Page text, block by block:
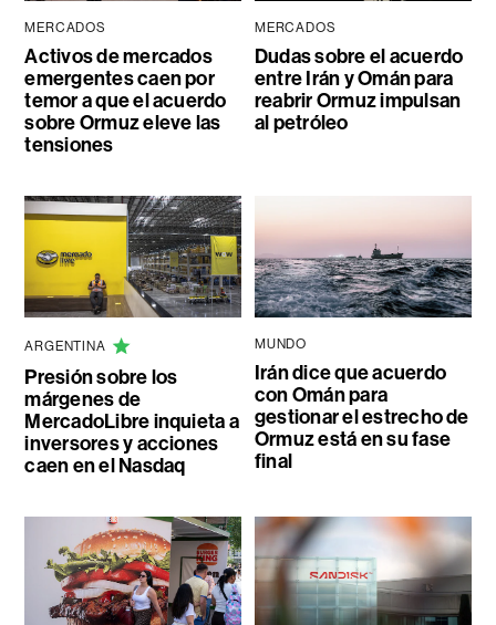
MERCADOS
Activos de mercados
emergentes caen por
temor a que el acuerdo
sobre Ormuz eleve las
tensiones
MERCADOS
Dudas sobre el acuerdo
entre Irán y Omán para
reabrir Ormuz impulsan
al petróleo
ARGENTINA
Presión sobre los
márgenes de
MercadoLibre inquieta a
inversores y acciones
caen en el Nasdaq
MUNDO
Irán dice que acuerdo
con Omán para
gestionar el estrecho de
Ormuz está en su fase
final